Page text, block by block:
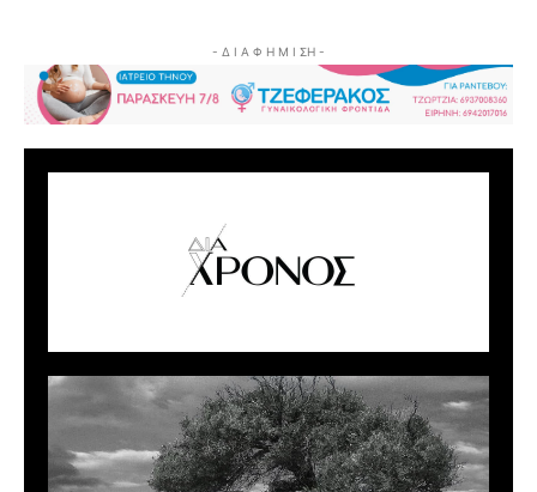
- Δ Ι Α Φ Η Μ Ι ΣΗ -